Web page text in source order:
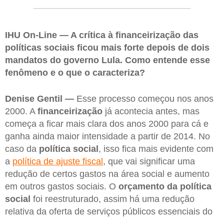
IHU On-Line — A crítica à financeirização das
políticas sociais ficou mais forte depois de dois
mandatos do governo Lula. Como entende esse
fenômeno e o que o caracteriza?
Denise Gentil — Esse processo começou nos anos
2000. A financeirização já acontecia antes, mas
começa a ficar mais clara dos anos 2000 para cá e
ganha ainda maior intensidade a partir de 2014. No
caso da política social, isso fica mais evidente com
a política de ajuste fiscal, que vai significar uma
redução de certos gastos na área social e aumento
em outros gastos sociais. O orçamento da política
social foi reestruturado, assim há uma redução
relativa da oferta de serviços públicos essenciais do